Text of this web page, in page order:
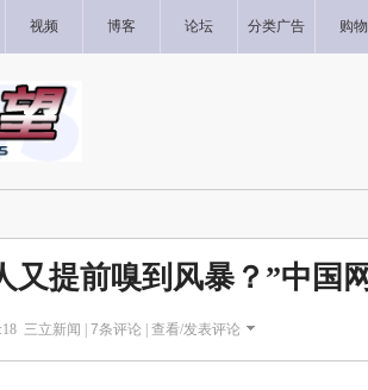
视频 博客 论坛 分类广告 购物
又提前嗅到风暴？”中国
三立新闻 | 7条评论 | 查看/发表评论